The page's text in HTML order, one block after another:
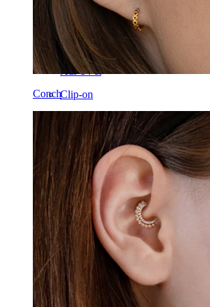
Conch
Ureche
Sept
Aur 14 ct
Clip-on
Labret
Limbă
Nas
Tragus
Barbell
Rook
Daith
Potcoavă
Cercel